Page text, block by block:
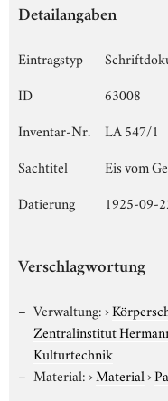
Detailangaben
Eintragstyp
ID
63008
Inventar-Nr.
LA 547/1
Sachtitel
Eis vom
Datierung
1925-09-
Verschlagwortung
Verwaltung:›
Zentralinstitut
Kulturtechnik
Material:›Material›